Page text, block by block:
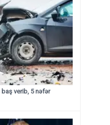
baş verib, 5 nəfər